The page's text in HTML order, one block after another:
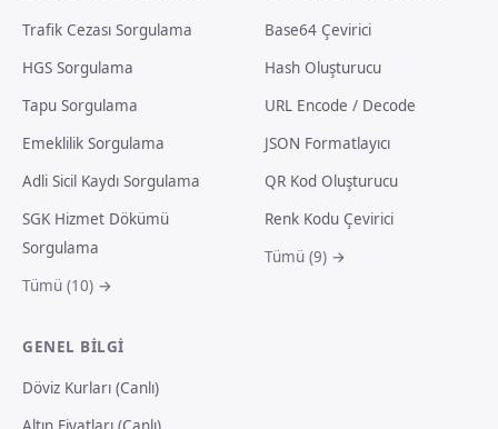
Trafik Cezası Sorgulama
HGS Sorgulama
Tapu Sorgulama
Emeklilik Sorgulama
Adli Sicil Kaydı Sorgulama
SGK Hizmet Dökümü
Sorgulama
Tümü (10) →
Base64 Çevirici
Hash Oluşturucu
URL Encode / Decode
JSON Formatlayıcı
QR Kod Oluşturucu
Renk Kodu Çevirici
Tümü (9) →
GENEL BILGI
Döviz Kurları (Canlı)